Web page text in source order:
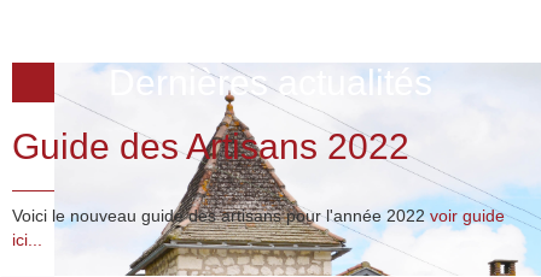
Dernières actualités
Guide des Artisans 2022
Voici le nouveau guide des artisans pour l'année 2022 voir guide
ici...